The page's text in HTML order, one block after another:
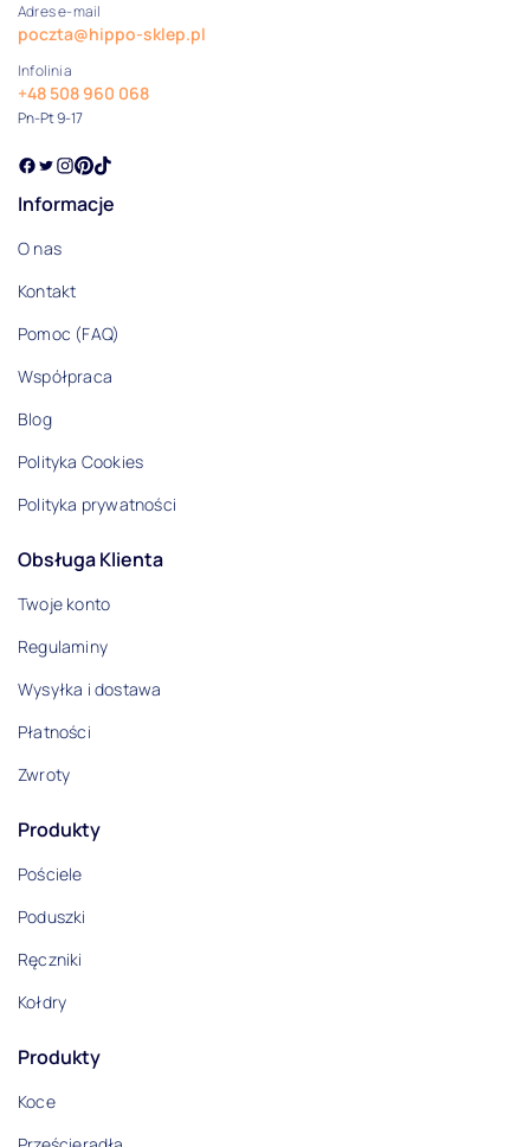
Adres e-mail
poczta@hippo-sklep.pl
Infolinia
+48 508 960 068
Pn-Pt 9-17
Informacje
O nas
Kontakt
Pomoc (FAQ)
Współpraca
Blog
Polityka Cookies
Polityka prywatności
Obsługa Klienta
Twoje konto
Regulaminy
Wysyłka i dostawa
Płatności
Zwroty
Produkty
Pościele
Poduszki
Ręczniki
Kołdry
Produkty
Koce